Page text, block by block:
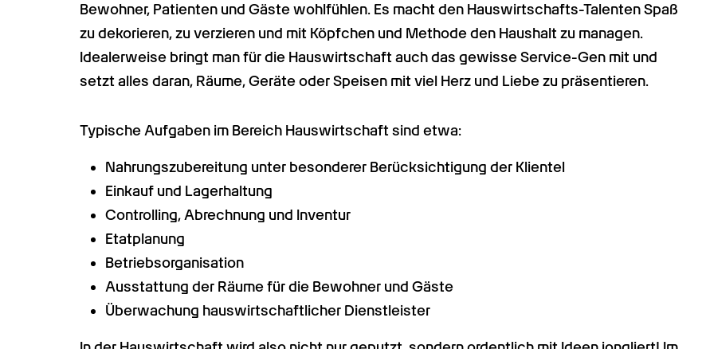
Bewohner, Patienten und Gäste wohlfühlen. Es macht den Hauswirtschafts-Talenten Spaß
zu dekorieren, zu verzieren und mit Köpfchen und Methode den Haushalt zu managen.
Idealerweise bringt man für die Hauswirtschaft auch das gewisse Service-Gen mit und
setzt alles daran, Räume, Geräte oder Speisen mit viel Herz und Liebe zu präsentieren.
Typische Aufgaben im Bereich Hauswirtschaft sind etwa:
Nahrungszubereitung unter besonderer Berücksichtigung der Klientel
Einkauf und Lagerhaltung
Controlling, Abrechnung und Inventur
Etatplanung
Betriebsorganisation
Ausstattung der Räume für die Bewohner und Gäste
Überwachung hauswirtschaftlicher Dienstleister